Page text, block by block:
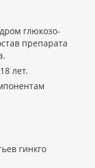
глюкозо-
препарата
лет.
гинкго